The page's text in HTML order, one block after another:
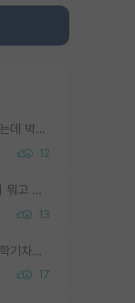
서당개 개 ㅅㄲ도 3년이면 풍월 읊는데 박사 5년 이상 대리고 있으면서 물된건 교수 탓 맞는ㄱ게 거기가 서당이 아니란 소리임
12
능력없는박사 란 말이지 뭐. 능력이 뭐고 능력이 있다는게 뭔지는 사람마다 기준이 다르니까 얘기해봐야 서로 자기 기준만 얘기해서 논쟁이 끝이 안나고. 주위에서 능력있고 야심있는 신입생이 교수가 유의미한 피드백을 아예 안주면서 제대로된 과제에 참여해볼 기회도 제공하지 않고 잡일 뺑뺑이만 돌려서 맨날 단순작업만 하면서 밤새다가 눈빛이 점점 죽어가는걸 본 사람은 물박사는 교수탓이라고 하고, 교수는 이것저것 알려도 주고 기회도 주고 사수 동기 붙여주면서 어떻게든 끌고가려고 하는데 본인이 매일 뺀질거리면서 출근 하는둥마는둥 하다가 기껏 와서도 폰이나 쳐다보다가 실험 망치고 저녁약속있어서 먼저 가볼게요~ 하는걸 본 사람은 물박사는 본인탓이라고 함.
13
가지마라. 신생랩이고 내가 석사 3학기차인데 최고참인데 나도 아무것도 모르는데 교수가 후배들 왜 논문 교육 안시키냐. 논문 왜 안 써오냐 닦달한다
17